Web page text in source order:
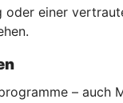
oder einer
– auch